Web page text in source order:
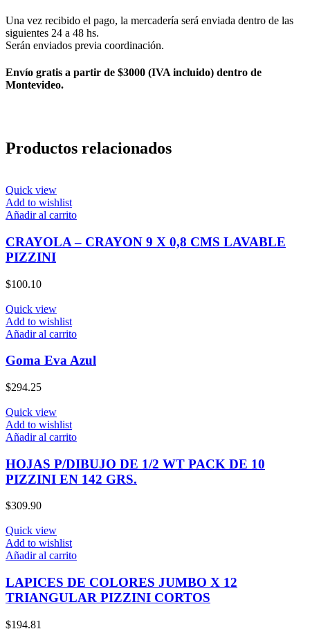
Una vez recibido el pago, la mercadería será enviada dentro de las
siguientes 24 a 48 hs.
Serán enviados previa coordinación.
Envío gratis a partir de $3000 (IVA incluido) dentro de
Montevideo.
Productos relacionados
Quick view
Add to wishlist
Añadir al carrito
CRAYOLA – CRAYON 9 X 0,8 CMS LAVABLE
PIZZINI
$100.10
Quick view
Add to wishlist
Añadir al carrito
Goma Eva Azul
$294.25
Quick view
Add to wishlist
Añadir al carrito
HOJAS P/DIBUJO DE 1/2 WT PACK DE 10
PIZZINI EN 142 GRS.
$309.90
Quick view
Add to wishlist
Añadir al carrito
LAPICES DE COLORES JUMBO X 12
TRIANGULAR PIZZINI CORTOS
$194.81